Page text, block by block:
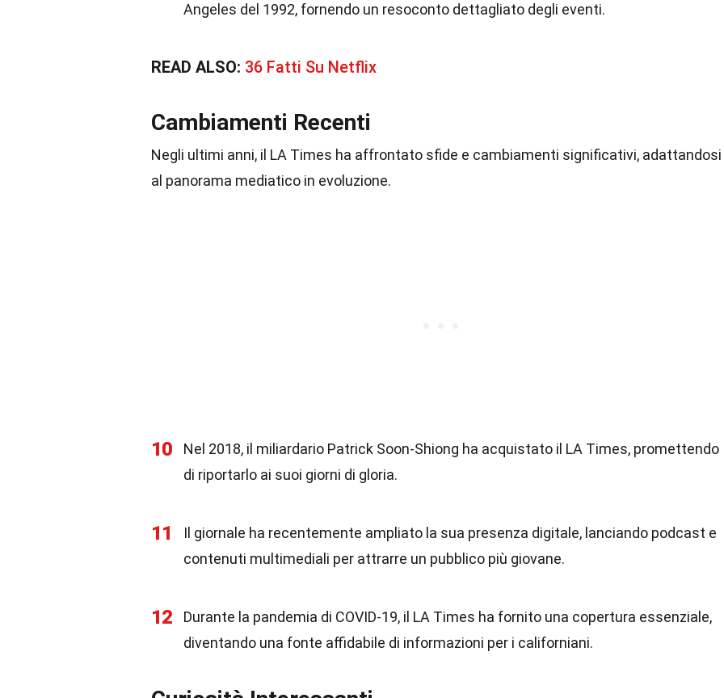
Angeles del 1992, fornendo un resoconto dettagliato degli eventi.
READ ALSO: 36 Fatti Su Netflix
Cambiamenti Recenti
Negli ultimi anni, il LA Times ha affrontato sfide e cambiamenti significativi, adattandosi
al panorama mediatico in evoluzione.
10
Nel 2018, il miliardario Patrick Soon-Shiong ha acquistato il LA Times, promettendo
di riportarlo ai suoi giorni di gloria.
11
Il giornale ha recentemente ampliato la sua presenza digitale, lanciando podcast e
contenuti multimediali per attrarre un pubblico più giovane.
12
Durante la pandemia di COVID-19, il LA Times ha fornito una copertura essenziale,
diventando una fonte affidabile di informazioni per i californiani.